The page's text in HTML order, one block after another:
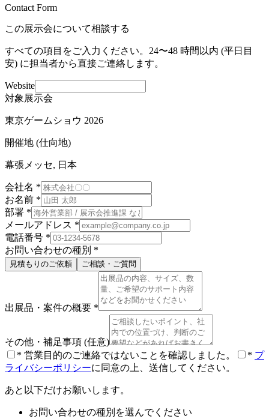
Contact Form
この展示会について相談する
すべての項目をご入力ください。24〜48 時間以内 (平日目
安) に担当者から直接ご連絡します。
Website
対象展示会
東京ゲームショウ 2026
開催地 (仕向地)
幕張メッセ, 日本
会社名 *
お名前 *
部署 *
メールアドレス *
電話番号 *
お問い合わせの種別 *
見積もりのご依頼 ご相談・ご質問
出展品・案件の概要 *
その他・補足事項 (任意)
* 営業目的のご連絡ではないことを確認しました。 * プ
ライバシーポリシーに同意の上、送信してください。
あと以下だけお願いします。
お問い合わせの種別を選んでください